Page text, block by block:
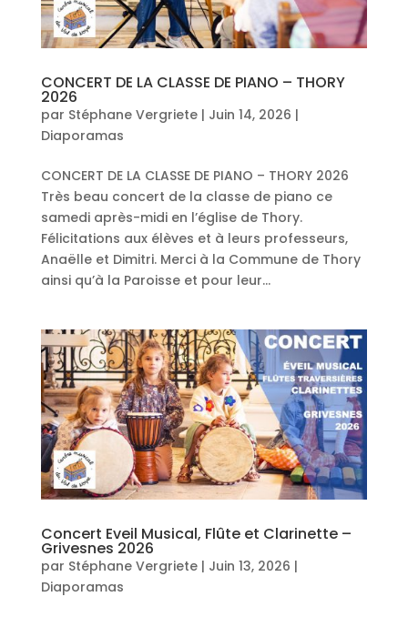
CONCERT DE LA CLASSE DE PIANO – THORY
2026
par Stéphane Vergriete| Juin 14, 2026 |
Diaporamas
CONCERT DE LA CLASSE DE PIANO – THORY 2026
Très beau concert de la classe de piano ce
samedi après-midi en l’église de Thory.
Félicitations aux élèves et à leurs professeurs,
Anaëlle et Dimitri. Merci à la Commune de Thory
ainsi qu’à la Paroisse et pour leur...
Concert Eveil Musical, Flûte et Clarinette –
Grivesnes 2026
par Stéphane Vergriete| Juin 13, 2026 |
Diaporamas